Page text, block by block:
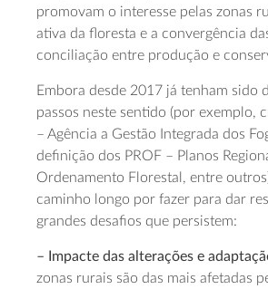
promovam o interesse pelas zonas
ativa da floresta e a convergência
conciliação entre produção e
Embora desde 2017 já tenham sido
passos neste sentido (por exemplo,
– Agência a Gestão Integrada dos
definição dos PROF – Planos
Ordenamento Florestal, entre
caminho longo por fazer para dar
grandes desafios que persistem:
– Impacte das alterações e
zonas rurais são das mais afetadas